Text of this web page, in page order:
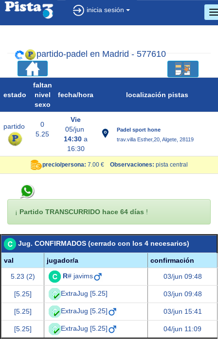
inicia sesión
partido-padel en Madrid - 577610
estado
faltan
nivel
sexo
fecha/hora localización pistas
partido
0
5.25
Vie
05/jun
14:30 a
16:30
Padel sport hone
trav.villa Esther,20, Algete, 28119
precio/persona: 7.00 € Observaciones: pista central
¡ Partido TRANSCURRIDO hace 64 días !
Jug. CONFIRMADOS (cerrado con los 4 necesarios)
val jugador/a confirmación
5.23 (2) R# javims 03/jun 09:48
[5.25] ExtraJug [5.25] 03/jun 09:48
[5.25] ExtraJug [5.25] 03/jun 15:41
[5.25] ExtraJug [5.25] 04/jun 11:09